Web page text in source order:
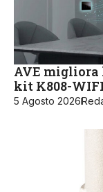
AVE migliora
kit K808-WIFI
5 Agosto 2026